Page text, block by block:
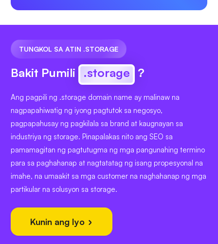
TUNGKOL SA ATIN .STORAGE
Bakit Pumili .storage ?
Ang pagpili ng .storage domain name ay malinaw na
nagpapahiwatig ng iyong pagtutok sa negosyo,
pagpapahusay ng pagkilala sa brand at kaugnayan sa
industriya ng storage. Pinapalakas nito ang SEO sa
pamamagitan ng pagtutugma ng mga pangunahing termino
para sa paghahanap at nagtatatag ng isang propesyonal na
imahe, na umaakit sa mga customer na naghahanap ng mga
partikular na solusyon sa storage.
Kunin ang Iyo